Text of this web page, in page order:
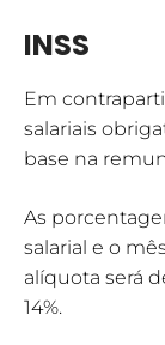
INSS
Em
salariais
base na
As
salarial e o
alíquota será
14%.